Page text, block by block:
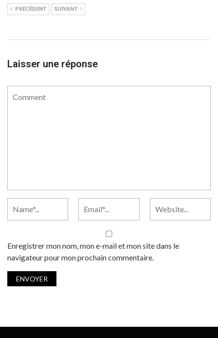
PRÉCÉDENT SUIVANT
Laisser une réponse
Enregistrer mon nom, mon e-mail et mon site dans le
navigateur pour mon prochain commentaire.